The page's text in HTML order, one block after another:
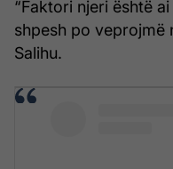
“Faktori njeri është
shpesh po veprojmë
Salihu.